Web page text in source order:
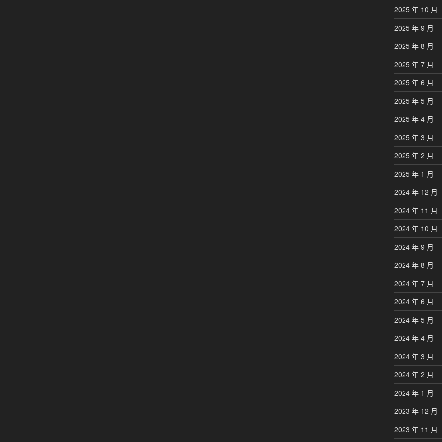
2025 年 10 月
2025 年 9 月
2025 年 8 月
2025 年 7 月
2025 年 6 月
2025 年 5 月
2025 年 4 月
2025 年 3 月
2025 年 2 月
2025 年 1 月
2024 年 12 月
2024 年 11 月
2024 年 10 月
2024 年 9 月
2024 年 8 月
2024 年 7 月
2024 年 6 月
2024 年 5 月
2024 年 4 月
2024 年 3 月
2024 年 2 月
2024 年 1 月
2023 年 12 月
2023 年 11 月